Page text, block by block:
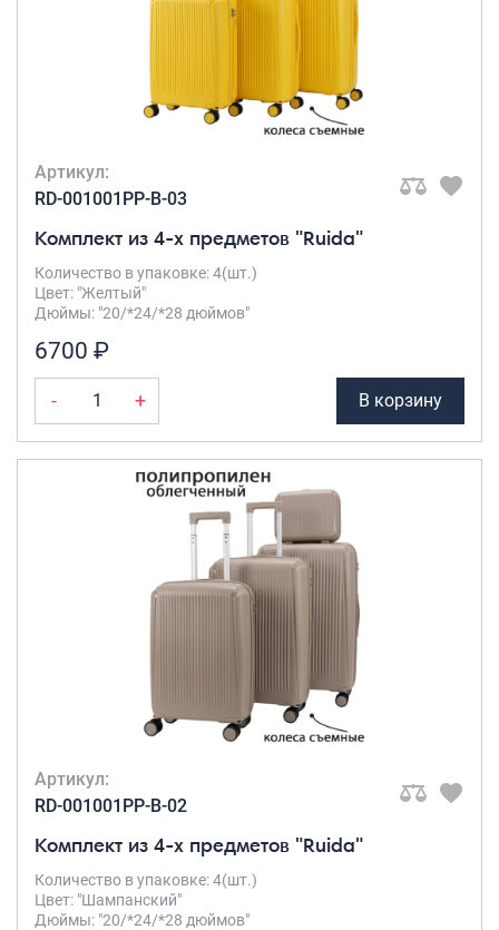
Артикул:
RD-001001PP-B-03
Комплект из 4-х предметов "Ruida"
Количество в упаковке: 4(шт.)
Цвет: "Желтый"
Дюймы: "20/*24/*28 дюймов"
6700 ₽
- + В корзину
Артикул:
RD-001001PP-B-02
Комплект из 4-х предметов "Ruida"
Количество в упаковке: 4(шт.)
Цвет: "Шампанский"
Дюймы: "20/*24/*28 дюймов"